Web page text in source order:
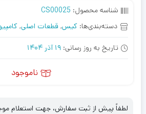
شناسه محصول: CS00025
دسته‌بندی‌ها: کیس, قطعات اصلی,
تاریخ به روز رسانی: 19 آذر 1404
ناموجود
لطفاً پیش از ثبت سفارش، جهت استعلام